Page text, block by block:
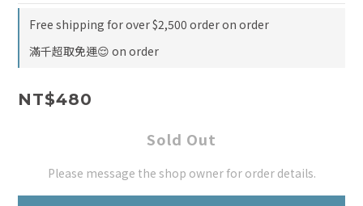
Free shipping for over $2,500 order on order
滿千超取免運😌 on order
NT$480
Sold Out
Please message the shop owner for order details.